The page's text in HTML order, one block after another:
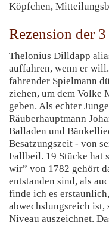
Köpfchen,
Rezension der
Thelonius Dilldapp
auffahren, wenn er
fahrender Spielmann
ziehen, um dem Volke
geben. Als echter
Räuberhauptmann
Balladen und
Besatzungszeit - von
Fallbeil. 19 Stücke hat
wir” von 1782 gehört
entstanden sind, als
finde ich es
abwechslungsreich ist,
Niveau auszeichnet.